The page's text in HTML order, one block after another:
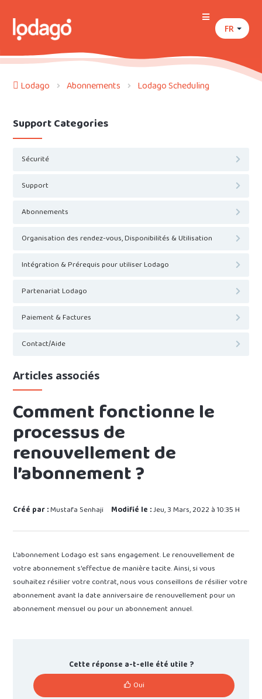
FR
Lodago Abonnements Lodago Scheduling
Support Categories
Sécurité
Support
Abonnements
Organisation des rendez-vous, Disponibilités & Utilisation
Intégration & Prérequis pour utiliser Lodago
Partenariat Lodago
Paiement & Factures
Contact/Aide
Articles associés
Comment fonctionne le
processus de
renouvellement de
l’abonnement ?
Créé par :Mustafa Senhaji Modifié le :Jeu, 3 Mars, 2022 à 10:35 H
L'abonnement Lodago est sans engagement. Le renouvellement de
votre abonnement s'effectue de manière tacite. Ainsi, si vous
souhaitez résilier votre contrat, nous vous conseillons de résilier votre
abonnement avant la date anniversaire de renouvellement pour un
abonnement mensuel ou pour un abonnement annuel.
Cette réponse a-t-elle été utile ?
Oui